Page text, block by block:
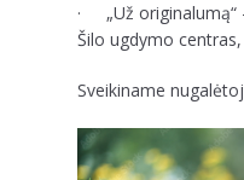
· „Už originalumą“
Šilo ugdymo
Sveikiname